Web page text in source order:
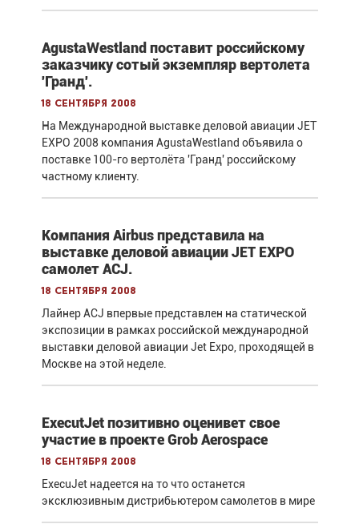
AgustaWestland поставит российскому
заказчику сотый экземпляр вертолета
'Гранд'.
18 сентября 2008
На Международной выставке деловой авиации JET
EXPO 2008 компания AgustaWestland объявила о
поставке 100-го вертолёта 'Гранд' российскому
частному клиенту.
Компания Airbus представила на
выставке деловой авиации JET EXPO
самолет ACJ.
18 сентября 2008
Лайнер ACJ впервые представлен на статической
экспозиции в рамках российской международной
выставки деловой авиации Jet Expo, проходящей в
Москве на этой неделе.
ExecutJet позитивно оценивет свое
участие в проекте Grob Aerospace
18 сентября 2008
ExecuJet надеется на то что останется
эксклюзивным дистрибьютером самолетов в мире